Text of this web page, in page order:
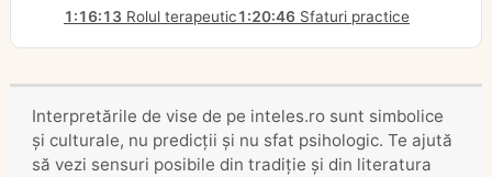
1:16:13 Rolul terapeutic1:20:46Sfaturi practice
Interpretările de vise de pe inteles.ro sunt simbolice
și culturale, nu predicții și nu sfat psihologic. Te ajută
să vezi sensuri posibile din tradiție și din literatura